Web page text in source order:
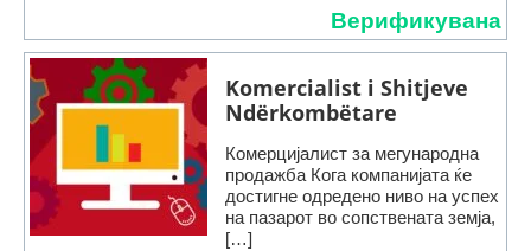
Верификувана
Komercialist i Shitjeve
Ndërkombëtare
Комерцијалист за мегународна
продажба Кога компанијата ќе
достигне одредено ниво на успех
на пазарот во сопствената земја,
[…]